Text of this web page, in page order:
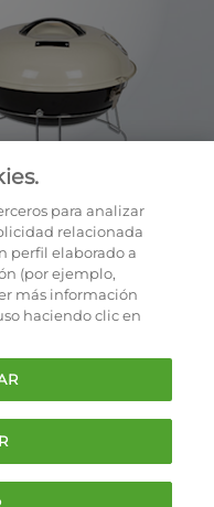
de la oferta
para analizar
relacionada
perfil elaborado a
(por ejemplo,
más información
haciendo clic en